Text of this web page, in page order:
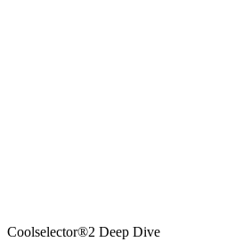
Coolselector®2 Deep Dive